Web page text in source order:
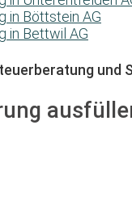
in Böttstein AG
in Bettwil AG
und